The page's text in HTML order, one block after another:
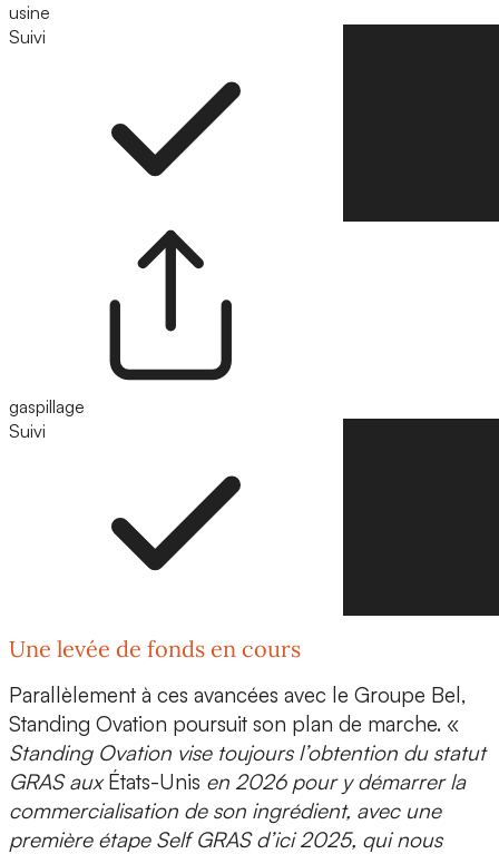
usine
Suivi
gaspillage
Suivi
Une levée de fonds en cours
Parallèlement à ces avancées avec le Groupe Bel,
Standing Ovation poursuit son plan de marche. «
Standing Ovation vise toujours l’obtention du statut
GRAS auxÉtats-Unis en 2026 pour y démarrer la
commercialisation de son ingrédient, avec une
première étape Self GRAS d’ici 2025, qui nous